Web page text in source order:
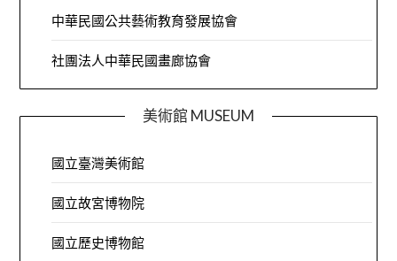
中華民國公共藝術教育發展協會
社團法人中華民國畫廊協會
美術館 MUSEUM
國立臺灣美術館
國立故宮博物院
國立歷史博物館